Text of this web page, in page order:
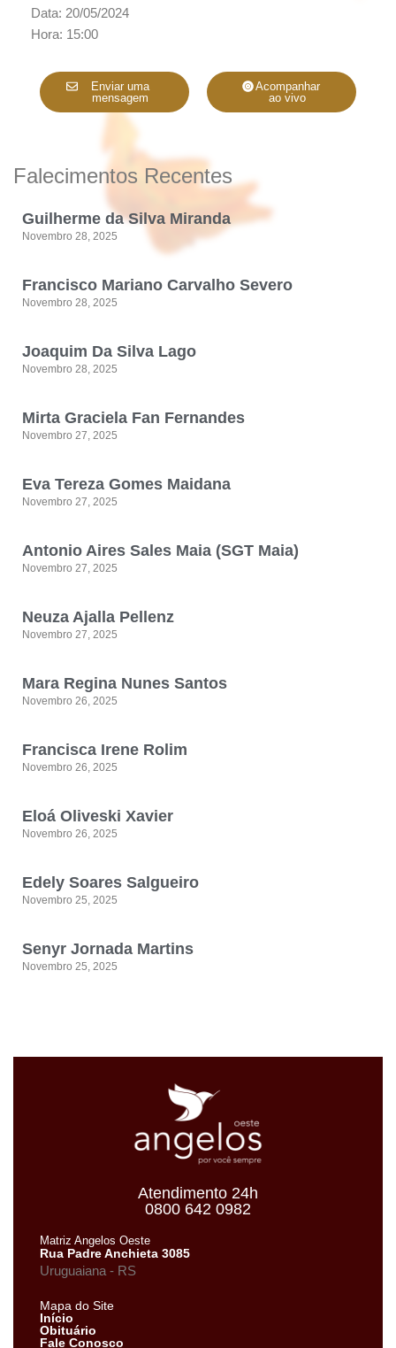
Data: 20/05/2024
Hora: 15:00
Enviar uma
mensagem
Acompanhar
ao vivo
Falecimentos Recentes
Guilherme da Silva Miranda
Novembro 28, 2025
Francisco Mariano Carvalho Severo
Novembro 28, 2025
Joaquim Da Silva Lago
Novembro 28, 2025
Mirta Graciela Fan Fernandes
Novembro 27, 2025
Eva Tereza Gomes Maidana
Novembro 27, 2025
Antonio Aires Sales Maia (SGT Maia)
Novembro 27, 2025
Neuza Ajalla Pellenz
Novembro 27, 2025
Mara Regina Nunes Santos
Novembro 26, 2025
Francisca Irene Rolim
Novembro 26, 2025
Eloá Oliveski Xavier
Novembro 26, 2025
Edely Soares Salgueiro
Novembro 25, 2025
Senyr Jornada Martins
Novembro 25, 2025
Atendimento 24h
0800 642 0982
Matriz Angelos Oeste
Rua Padre Anchieta 3085
Uruguaiana - RS
Mapa do Site
Início
Obituário
Fale Conosco